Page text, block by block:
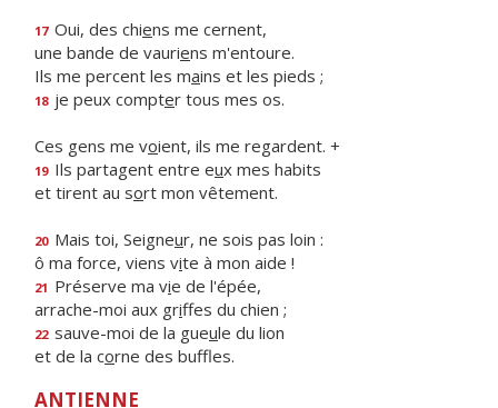
17 Oui, des chiens me cernent,
une bande de vauriens m'entoure.
Ils me percent les mains et les pieds ;
18 je peux compter tous mes os.
Ces gens me voient, ils me regardent. +
19 Ils partagent entre eux mes habits
et tirent au sort mon vêtement.
20 Mais toi, Seigneur, ne sois pas loin :
ô ma force, viens vite à mon aide !
21 Préserve ma vie de l'épée,
arrache-moi aux griffes du chien ;
22 sauve-moi de la gueule du lion
et de la corne des buffles.
ANTIENNE